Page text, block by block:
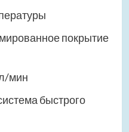
покрытие
мин
быстрого